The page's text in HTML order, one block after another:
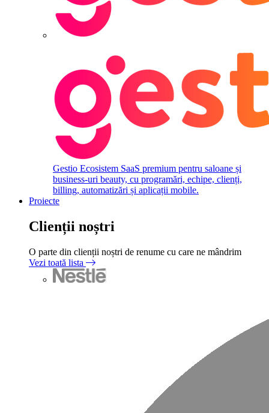
Gestio Ecosistem SaaS premium pentru saloane și
business-uri beauty, cu programări, echipe, clienți,
billing, automatizări și aplicații mobile.
Proiecte
Clienții noștri
O parte din clienții noștri de renume cu care ne mândrim
Vezi toată lista